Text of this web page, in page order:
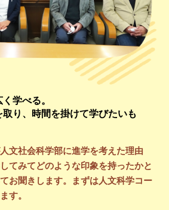
学べる。
り、時間を掛けて学びたいも
文社会科学部に進学を考えた理由
てみてどのような印象を持ったかと
お聞きします。まずは人文科学コー
す。